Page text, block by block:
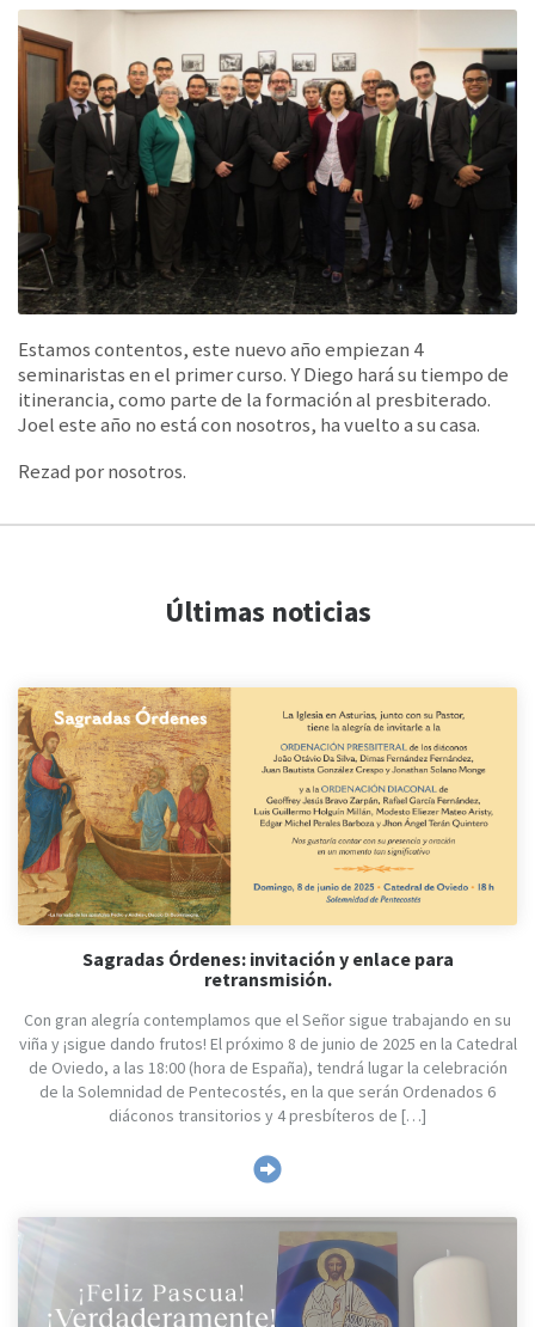
Estamos contentos, este nuevo año empiezan 4
seminaristas en el primer curso. Y Diego hará su tiempo de
itinerancia, como parte de la formación al presbiterado.
Joel este año no está con nosotros, ha vuelto a su casa.
Rezad por nosotros.
Últimas noticias
Sagradas Órdenes: invitación y enlace para
retransmisión.
Con gran alegría contemplamos que el Señor sigue trabajando en su
viña y ¡sigue dando frutos! El próximo 8 de junio de 2025 en la Catedral
de Oviedo, a las 18:00 (hora de España), tendrá lugar la celebración
de la Solemnidad de Pentecostés, en la que serán Ordenados 6
diáconos transitorios y 4 presbíteros de […]